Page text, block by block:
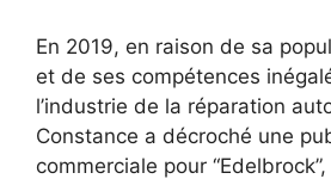
En 2019, en raison de sa
et de ses compétences
l’industrie de la réparation
Constance a décroché une
commerciale pour